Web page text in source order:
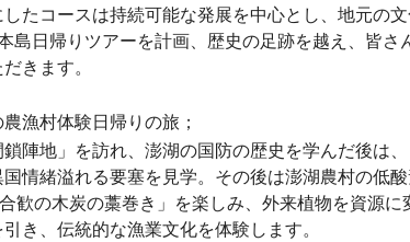
たコースは持続可能な発展を中心とし、地元の
島日帰りツアーを計画、歴史の足跡を越え、皆さ
きます。
漁村体験日帰りの旅；
陣地」を訪れ、澎湖の国防の歴史を学んだ後は
情緒溢れる要塞を見学。その後は澎湖農村の低
歓の木炭の藁巻き」を楽しみ、外来植物を資源に
き、伝統的な漁業文化を体験します。